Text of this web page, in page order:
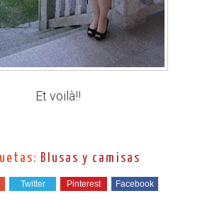
Et voilà!!
Blusas y camisas
Twitter Pinterest Facebook